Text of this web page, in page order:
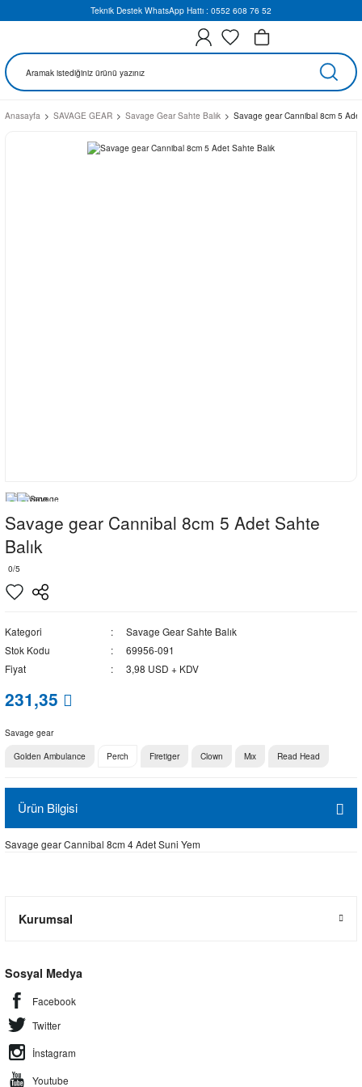
Teknik Destek WhatsApp Hattı : 0552 608 76 52
Anasayfa SAVAGE GEAR Savage Gear Sahte Balık Savage gear Cannibal 8cm 5
Savage gear Cannibal 8cm 5 Adet Sahte
Balık
0/5
Kategori
Savage Gear Sahte Balık
Stok Kodu
69956-091
Fiyat
3,98 USD + KDV
231,35
Savage gear
Golden Ambulance
Perch Firetiger Clown Mıx Read Head
Ürün Bilgisi
Savage gear Cannibal 8cm 4 Adet Suni Yem
Kurumsal
Sosyal Medya
Facebook
Twitter
İnstagram
Youtube